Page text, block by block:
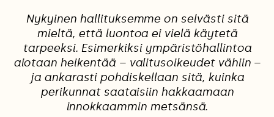
Nykyinen hallituksemme on selvästi sitä
mieltä, että luontoa ei vielä käytetä
tarpeeksi. Esimerkiksi ympäristöhallintoa
aiotaan heikentää – valitusoikeudet vähiin –
ja ankarasti pohdiskellaan sitä, kuinka
perikunnat saataisiin hakkaamaan
innokkaammin metsänsä.